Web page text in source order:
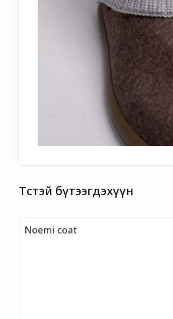
Төстэй бүтээгдэхүүн
Noemi coat